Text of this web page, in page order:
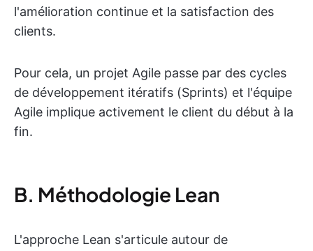
l'amélioration continue et la satisfaction des
clients.
Pour cela, un projet Agile passe par des cycles
de développement itératifs (Sprints) et l'équipe
Agile implique activement le client du début à la
fin.
B. Méthodologie Lean
L'approche Lean s'articule autour de